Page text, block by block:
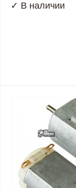
✓ В наличии